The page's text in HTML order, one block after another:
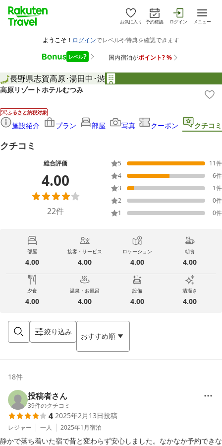
お気に入り 予約確認 ログイン メニュー
長野県志賀高原･湯田中･渋
高原リゾートホテルむつみ
ふるさと納税対象
施設紹介 プラン 部屋 写真 クーポン クチコミ
クチコミ
総合評価
4.00
22件
5 11件
4
6件
3
1件
2
0件
1
0件
部屋
4.00
接客・サービス
4.00
ロケーション
4.00
朝食
4.00
夕食
4.00
温泉・お風呂
4.00
設備
4.00
清潔さ
4.00
絞り込み おすすめ順
18件
投稿者さん
39件のクチコミ
4 2025年2月13日投稿
レジャー 一人 2025年1月宿泊
静かで落ち着いた宿で昔と変わらず安心しました。なかなか予約できな